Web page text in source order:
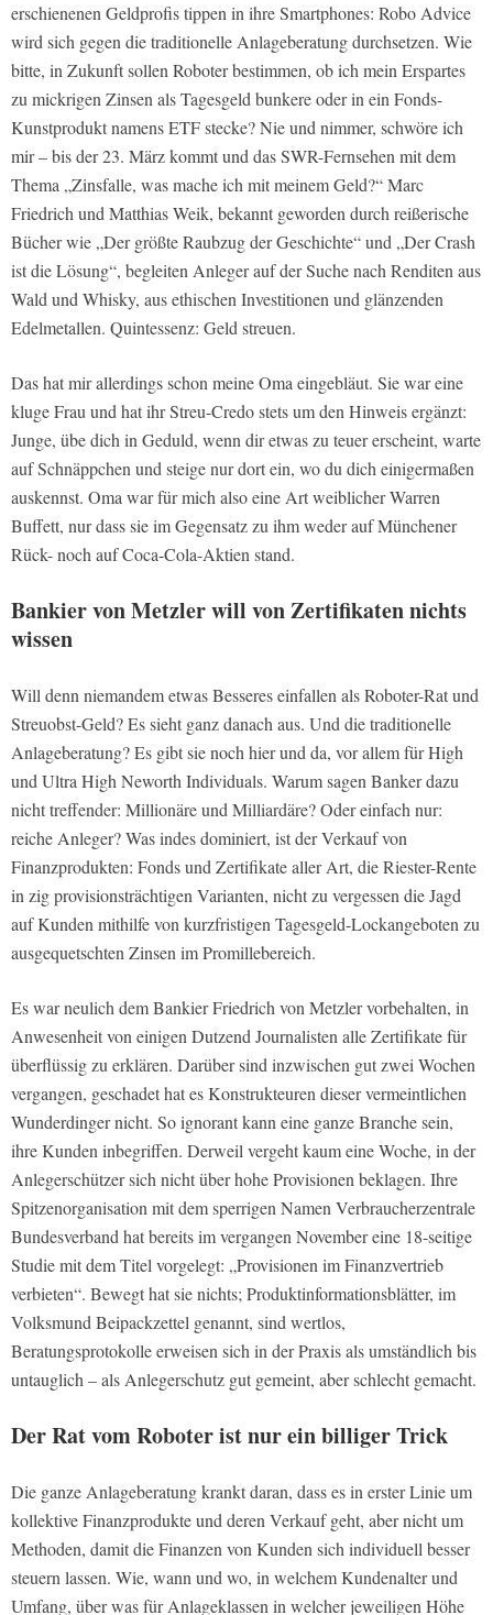
erschienenen Geldprofis tippen in ihre Smartphones: Robo Advice
wird sich gegen die traditionelle Anlageberatung durchsetzen. Wie
bitte, in Zukunft sollen Roboter bestimmen, ob ich mein Erspartes
zu mickrigen Zinsen als Tagesgeld bunkere oder in ein Fonds-
Kunstprodukt namens ETF stecke? Nie und nimmer, schwöre ich
mir – bis der 23. März kommt und das SWR-Fernsehen mit dem
Thema „Zinsfalle, was mache ich mit meinem Geld?“ Marc
Friedrich und Matthias Weik, bekannt geworden durch reißerische
Bücher wie „Der größte Raubzug der Geschichte“ und „Der Crash
ist die Lösung“, begleiten Anleger auf der Suche nach Renditen aus
Wald und Whisky, aus ethischen Investitionen und glänzenden
Edelmetallen. Quintessenz: Geld streuen.
Das hat mir allerdings schon meine Oma eingebläut. Sie war eine
kluge Frau und hat ihr Streu-Credo stets um den Hinweis ergänzt:
Junge, übe dich in Geduld, wenn dir etwas zu teuer erscheint, warte
auf Schnäppchen und steige nur dort ein, wo du dich einigermaßen
auskennst. Oma war für mich also eine Art weiblicher Warren
Buffett, nur dass sie im Gegensatz zu ihm weder auf Münchener
Rück- noch auf Coca-Cola-Aktien stand.
Bankier von Metzler will von Zertifikaten nichts
wissen
Will denn niemandem etwas Besseres einfallen als Roboter-Rat und
Streuobst-Geld? Es sieht ganz danach aus. Und die traditionelle
Anlageberatung? Es gibt sie noch hier und da, vor allem für High
und Ultra High Neworth Individuals. Warum sagen Banker dazu
nicht treffender: Millionäre und Milliardäre? Oder einfach nur:
reiche Anleger? Was indes dominiert, ist der Verkauf von
Finanzprodukten: Fonds und Zertifikate aller Art, die Riester-Rente
in zig provisionsträchtigen Varianten, nicht zu vergessen die Jagd
auf Kunden mithilfe von kurzfristigen Tagesgeld-Lockangeboten zu
ausgequetschten Zinsen im Promillebereich.
Es war neulich dem Bankier Friedrich von Metzler vorbehalten, in
Anwesenheit von einigen Dutzend Journalisten alle Zertifikate für
überflüssig zu erklären. Darüber sind inzwischen gut zwei Wochen
vergangen, geschadet hat es Konstrukteuren dieser vermeintlichen
Wunderdinger nicht. So ignorant kann eine ganze Branche sein,
ihre Kunden inbegriffen. Derweil vergeht kaum eine Woche, in der
Anlegerschützer sich nicht über hohe Provisionen beklagen. Ihre
Spitzenorganisation mit dem sperrigen Namen Verbraucherzentrale
Bundesverband hat bereits im vergangen November eine 18-seitige
Studie mit dem Titel vorgelegt: „Provisionen im Finanzvertrieb
verbieten“. Bewegt hat sie nichts; Produktinformationsblätter, im
Volksmund Beipackzettel genannt, sind wertlos,
Beratungsprotokolle erweisen sich in der Praxis als umständlich bis
untauglich – als Anlegerschutz gut gemeint, aber schlecht gemacht.
Der Rat vom Roboter ist nur ein billiger Trick
Die ganze Anlageberatung krankt daran, dass es in erster Linie um
kollektive Finanzprodukte und deren Verkauf geht, aber nicht um
Methoden, damit die Finanzen von Kunden sich individuell besser
steuern lassen. Wie, wann und wo, in welchem Kundenalter und
Umfang, über was für Anlageklassen in welcher jeweiligen Höhe